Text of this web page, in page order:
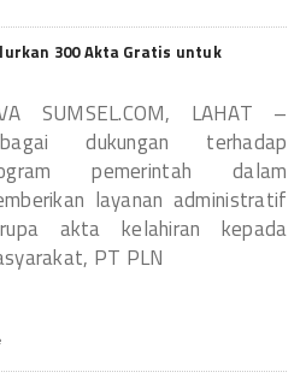
300 Akta Gratis untuk
SUMSEL.COM, LAHAT –
dukungan terhadap
pemerintah dalam
layanan administratif
akta kelahiran kepada
PT PLN